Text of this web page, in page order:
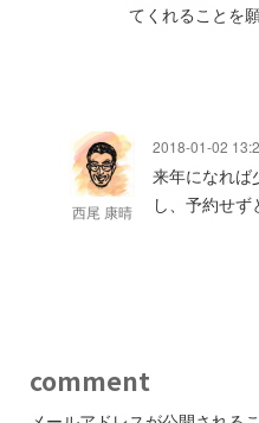
てくれることを
西尾 康晴
2018-01-02
来年になれば
し、予約せ
comment